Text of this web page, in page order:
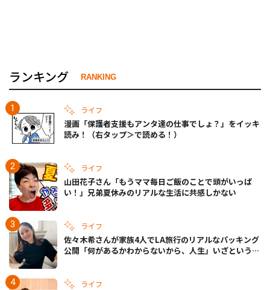
ランキング RANKING
ライフ
漫画「保護者支援もアンタ達の仕事でしょ？」をイッキ
読み！（右タップ＞で読める！）
ライフ
山田花子さん「もうママ毎日ご飯のことで頭がいっぱ
い！」兄弟夏休みのリアルな生活に共感しかない
ライフ
佐々木希さんが家族4人でLA旅行のリアルなパッキング
公開「何があるかわからないから、人生」いざというと
ライフ